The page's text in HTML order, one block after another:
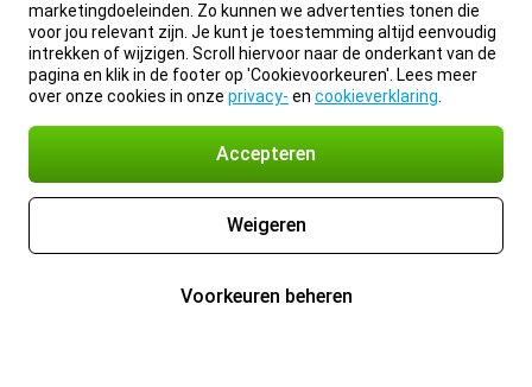
marketingdoeleinden. Zo kunnen we advertenties tonen die
voor jou relevant zijn. Je kunt je toestemming altijd eenvoudig
intrekken of wijzigen. Scroll hiervoor naar de onderkant van de
pagina en klik in de footer op 'Cookievoorkeuren'. Lees meer
over onze cookies in onze privacy- en cookieverklaring
Accepteren
Weigeren
Voorkeuren beheren